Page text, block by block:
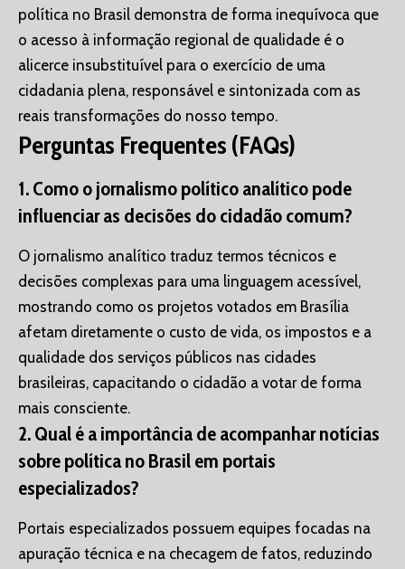
política no Brasil demonstra de forma inequívoca que
o acesso à informação regional de qualidade é o
alicerce insubstituível para o exercício de uma
cidadania plena, responsável e sintonizada com as
reais transformações do nosso tempo.
Perguntas Frequentes (FAQs)
1. Como o jornalismo político analítico pode
influenciar as decisões do cidadão comum?
O jornalismo analítico traduz termos técnicos e
decisões complexas para uma linguagem acessível,
mostrando como os projetos votados em Brasília
afetam diretamente o custo de vida, os impostos e a
qualidade dos serviços públicos nas cidades
brasileiras, capacitando o cidadão a votar de forma
mais consciente.
2. Qual é a importância de acompanhar notícias
sobre política no Brasil em portais
especializados?
Portais especializados possuem equipes focadas na
apuração técnica e na checagem de fatos, reduzindo